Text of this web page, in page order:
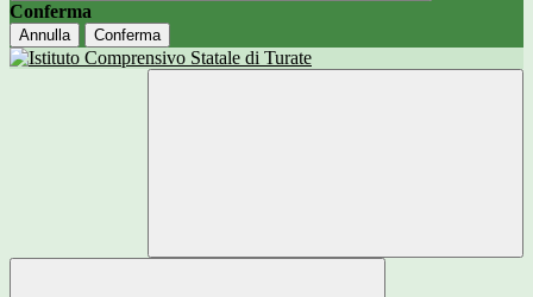
Conferma
Annulla Conferma